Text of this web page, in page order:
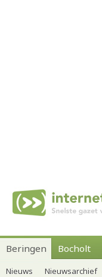
Beringen Bocholt
Nieuws Nieuwsarchief